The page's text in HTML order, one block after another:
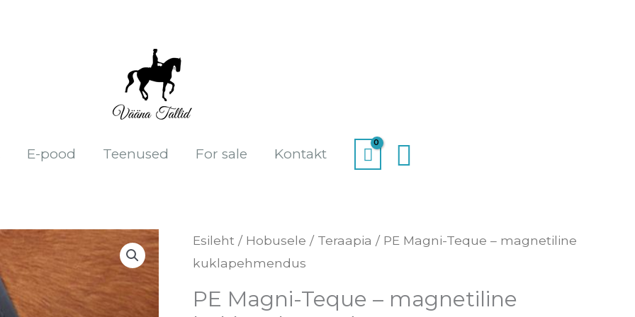
E-pood Teenused For sale Kontakt Search
Esileht / Hobusele / Teraapia / PE Magni-Teque – magnetiline
kuklapehmendus
PE Magni-Teque – magnetiline
PE
Magni-
Teque